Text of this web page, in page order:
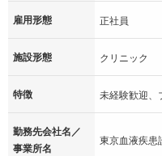
雇用形態 正社員
施設形態 クリニック
特徴 未経験歓迎、
勤務先会社名／
事業所名
東京血液疾患